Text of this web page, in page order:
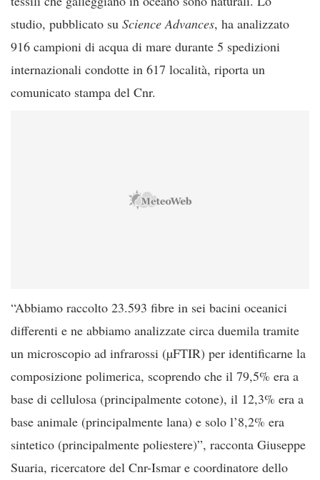
studio, pubblicato su Science Advances, ha analizzato
916 campioni di acqua di mare durante 5 spedizioni
internazionali condotte in 617 località, riporta un
comunicato stampa del Cnr.
“Abbiamo raccolto 23.593 fibre in sei bacini oceanici
differenti e ne abbiamo analizzate circa duemila tramite
un microscopio ad infrarossi (µFTIR) per identificarne la
composizione polimerica, scoprendo che il 79,5% era a
base di cellulosa (principalmente cotone), il 12,3% era a
base animale (principalmente lana) e solo l’8,2% era
sintetico (principalmente poliestere)”, racconta Giuseppe
Suaria, ricercatore del Cnr-Ismar e coordinatore dello